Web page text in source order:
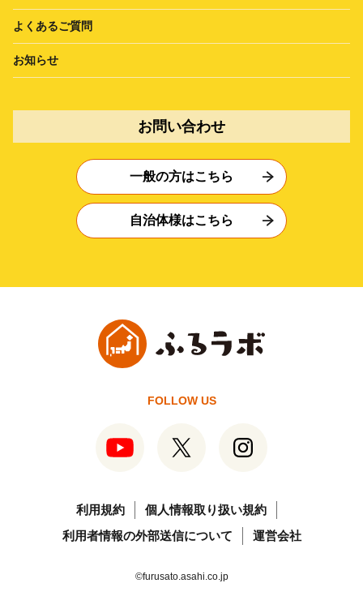
よくあるご質問
お知らせ
お問い合わせ
一般の方はこちら
自治体様はこちら
FOLLOW US
利用規約
個人情報取り扱い規約
利用者情報の外部送信について
運営会社
©furusato.asahi.co.jp